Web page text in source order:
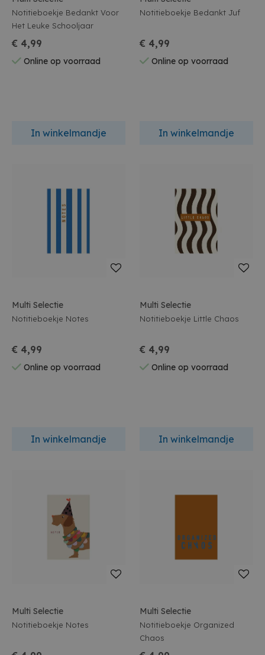
Notitieboekje Bedankt Voor
Het Leuke Schooljaar
€ 4,99
Online op voorraad
In winkelmandje
Notitieboekje Bedankt Juf
€ 4,99
Online op voorraad
In winkelmandje
Multi Selectie
Notitieboekje Notes
€ 4,99
Online op voorraad
In winkelmandje
Multi Selectie
Notitieboekje Little Chaos
€ 4,99
Online op voorraad
In winkelmandje
Multi Selectie
Notitieboekje Notes
Multi Selectie
Notitieboekje Organized
Chaos